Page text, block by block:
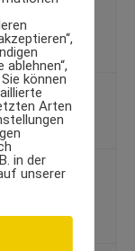
für Diät
Erkältung
können
Arten
in der
unserer